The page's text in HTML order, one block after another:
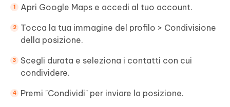
Apri Google Maps e accedi al tuo account.
Tocca la tua immagine del profilo > Condivisione
della posizione.
Scegli durata e seleziona i contatti con cui
condividere.
Premi "Condividi" per inviare la posizione.